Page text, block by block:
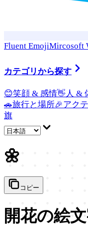
Fluent EmojiMircosoft
カテゴリから探す
😊笑顔 & 感情👋 人 &
🚗旅行と場所🎉アク
旗
🌼
コピー
開花の絵